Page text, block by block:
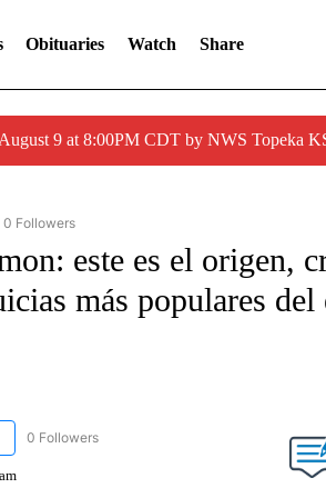
Obituaries Watch Share
9 at 8:00PM CDT by NWS Topeka
"CNN SPANISH" TO RECEIVE NOTIFICATIONS ABOUT
0 Followers
este es el origen,
más populares
"CNN NEWSOURCE" TO RECEIVE
0 Followers